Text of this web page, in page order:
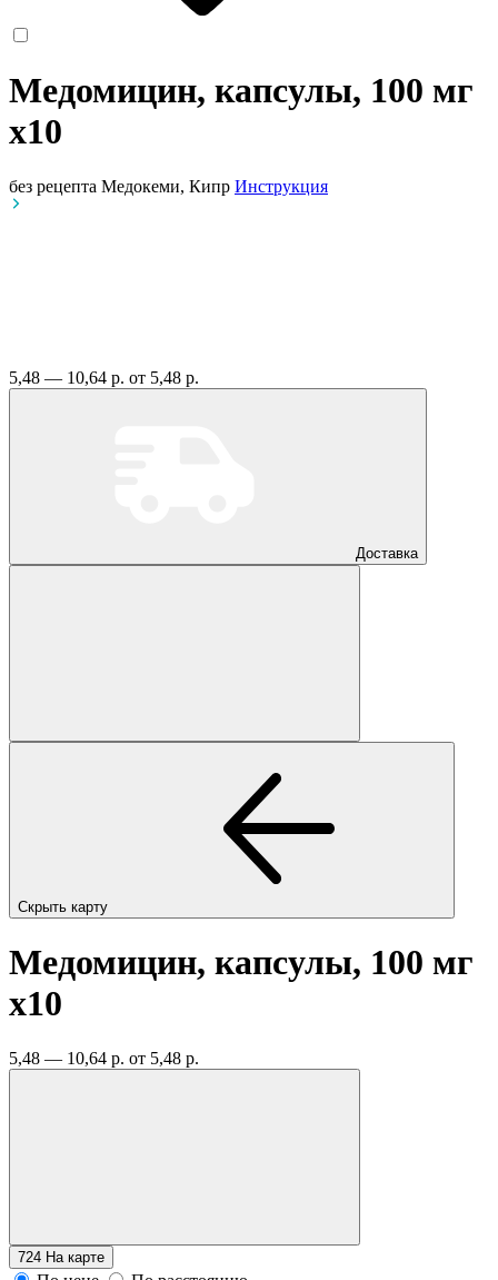
Медомицин, капсулы, 100 мг
x10
без рецепта Медокеми, Кипр Инструкция
5,48 — 10,64 р. от 5,48 р.
Доставка
Скрыть карту
Медомицин, капсулы, 100 мг
x10
5,48 — 10,64 р. от 5,48 р.
724 На карте